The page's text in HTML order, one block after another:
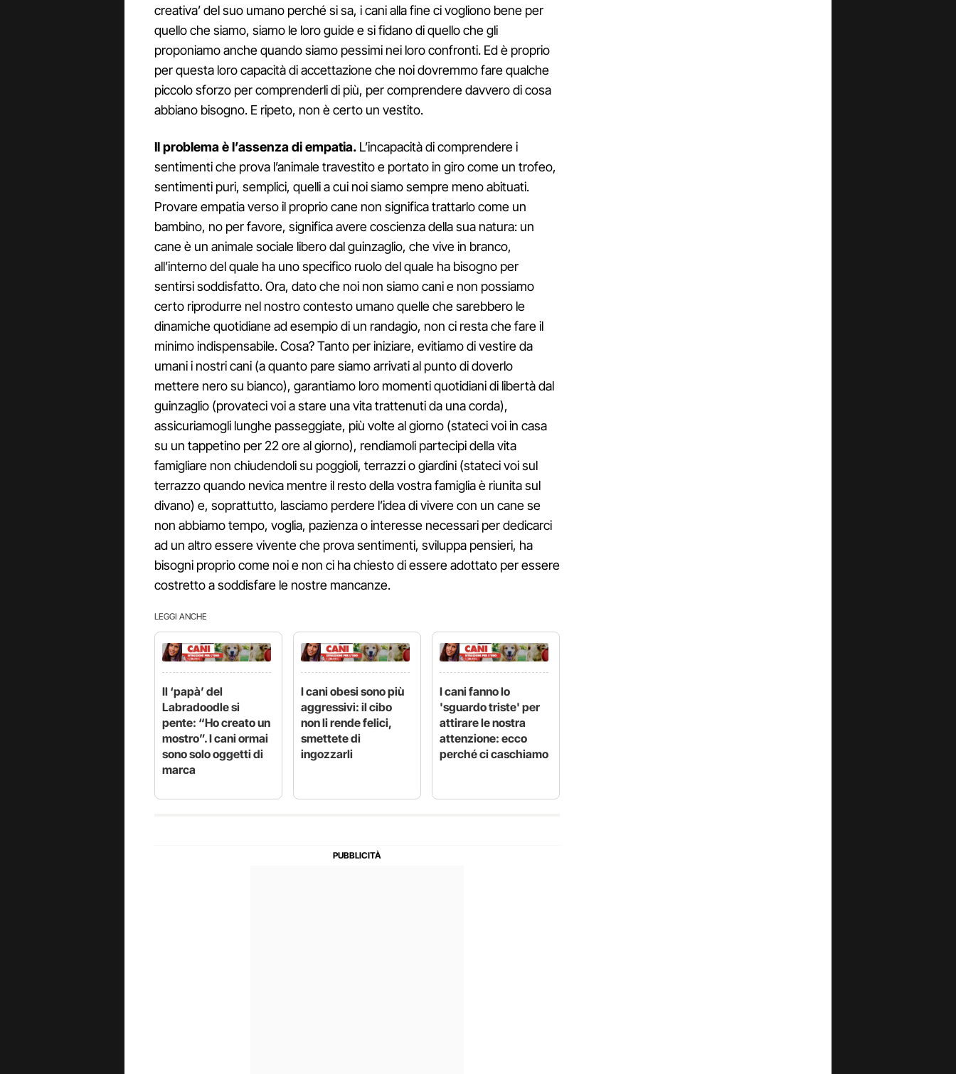
creativa’ del suo umano perché si sa, i cani alla fine ci vogliono bene per
quello che siamo, siamo le loro guide e si fidano di quello che gli
proponiamo anche quando siamo pessimi nei loro confronti. Ed è proprio
per questa loro capacità di accettazione che noi dovremmo fare qualche
piccolo sforzo per comprenderli di più, per comprendere davvero di cosa
abbiano bisogno. E ripeto, non è certo un vestito.
Il problema è l’assenza di empatia. L’incapacità di comprendere i
sentimenti che prova l’animale travestito e portato in giro come un trofeo,
sentimenti puri, semplici, quelli a cui noi siamo sempre meno abituati.
Provare empatia verso il proprio cane non significa trattarlo come un
bambino, no per favore, significa avere coscienza della sua natura: un
cane è un animale sociale libero dal guinzaglio, che vive in branco,
all’interno del quale ha uno specifico ruolo del quale ha bisogno per
sentirsi soddisfatto. Ora, dato che noi non siamo cani e non possiamo
certo riprodurre nel nostro contesto umano quelle che sarebbero le
dinamiche quotidiane ad esempio di un randagio, non ci resta che fare il
minimo indispensabile. Cosa? Tanto per iniziare, evitiamo di vestire da
umani i nostri cani (a quanto pare siamo arrivati al punto di doverlo
mettere nero su bianco), garantiamo loro momenti quotidiani di libertà dal
guinzaglio (provateci voi a stare una vita trattenuti da una corda),
assicuriamogli lunghe passeggiate, più volte al giorno (stateci voi in casa
su un tappetino per 22 ore al giorno), rendiamoli partecipi della vita
famigliare non chiudendoli su poggioli, terrazzi o giardini (stateci voi sul
terrazzo quando nevica mentre il resto della vostra famiglia è riunita sul
divano) e, soprattutto, lasciamo perdere l’idea di vivere con un cane se
non abbiamo tempo, voglia, pazienza o interesse necessari per dedicarci
ad un altro essere vivente che prova sentimenti, sviluppa pensieri, ha
bisogni proprio come noi e non ci ha chiesto di essere adottato per essere
costretto a soddisfare le nostre mancanze.
LEGGI ANCHE
Il ‘papà’ del
Labradoodle si
pente: “Ho creato un
mostro”. I cani ormai
sono solo oggetti di
marca
I cani obesi sono più
aggressivi: il cibo
non li rende felici,
smettete di
ingozzarli
I cani fanno lo
'sguardo triste' per
attirare le nostra
attenzione: ecco
perché ci caschiamo